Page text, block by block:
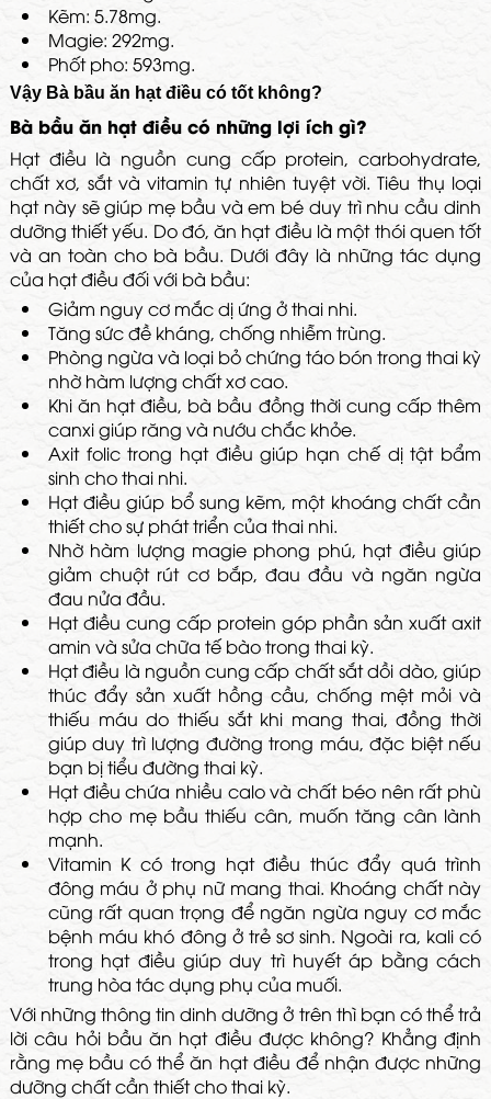
Kẽm: 5.78mg.
Magie: 292mg.
Phốt pho: 593mg.
Vậy Bà bầu ăn hạt điều có tốt không?
Bà bầu ăn hạt điều có những lợi ích gì?
Hạt điều là nguồn cung cấp protein, carbohydrate,
chất xơ, sắt và vitamin tự nhiên tuyệt vời. Tiêu thụ loại
hạt này sẽ giúp mẹ bầu và em bé duy trì nhu cầu dinh
dưỡng thiết yếu. Do đó, ăn hạt điều là một thói quen tốt
và an toàn cho bà bầu. Dưới đây là những tác dụng
của hạt điều đối với bà bầu:
Giảm nguy cơ mắc dị ứng ở thai nhi.
Tăng sức đề kháng, chống nhiễm trùng.
Phòng ngừa và loại bỏ chứng táo bón trong thai kỳ
nhờ hàm lượng chất xơ cao.
Khi ăn hạt điều, bà bầu đồng thời cung cấp thêm
canxi giúp răng và nướu chắc khỏe.
Axit folic trong hạt điều giúp hạn chế dị tật bẩm
sinh cho thai nhi.
Hạt điều giúp bổ sung kẽm, một khoáng chất cần
thiết cho sự phát triển của thai nhi.
Nhờ hàm lượng magie phong phú, hạt điều giúp
giảm chuột rút cơ bắp, đau đầu và ngăn ngừa
đau nửa đầu.
Hạt điều cung cấp protein góp phần sản xuất axit
amin và sửa chữa tế bào trong thai kỳ.
Hạt điều là nguồn cung cấp chất sắt dồi dào, giúp
thúc đẩy sản xuất hồng cầu, chống mệt mỏi và
thiếu máu do thiếu sắt khi mang thai, đồng thời
giúp duy trì lượng đường trong máu, đặc biệt nếu
bạn bị tiểu đường thai kỳ.
Hạt điều chứa nhiều calo và chất béo nên rất phù
hợp cho mẹ bầu thiếu cân, muốn tăng cân lành
mạnh.
Vitamin K có trong hạt điều thúc đẩy quá trình
đông máu ở phụ nữ mang thai. Khoáng chất này
cũng rất quan trọng để ngăn ngừa nguy cơ mắc
bệnh máu khó đông ở trẻ sơ sinh. Ngoài ra, kali có
trong hạt điều giúp duy trì huyết áp bằng cách
trung hòa tác dụng phụ của muối.
Với những thông tin dinh dưỡng ở trên thì bạn có thể trả
lời câu hỏi bầu ăn hạt điều được không? Khẳng định
rằng mẹ bầu có thể ăn hạt điều để nhận được những
dưỡng chất cần thiết cho thai kỳ.